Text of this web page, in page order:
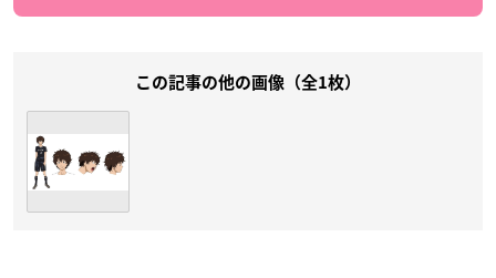
この記事の他の画像（全1枚）